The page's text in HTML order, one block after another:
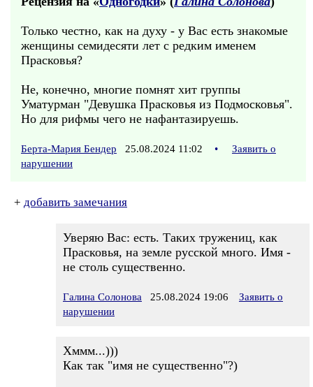
Только честно, как на духу - у Вас есть знакомые
женщины семидесяти лет с редким именем
Прасковья?
Не, конечно, многие помнят хит группы
Уматурман "Девушка Прасковья из Подмосковья".
Но для рифмы чего не нафантазируешь.
Берта-Мария Бендер 25.08.2024 11:02 •
Заявить о
нарушении
+ добавить замечания
Уверяю Вас: есть. Таких тружениц, как
Прасковья, на земле русской много. Имя -
не столь существенно.
Галина Солонова 25.08.2024 19:06
Заявить о
нарушении
Хммм...)))
Как так "имя не существенно"?)